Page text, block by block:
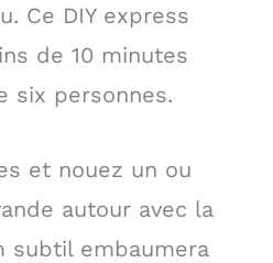
Ce DIY express
de 10 minutes
six personnes.
et nouez un ou
autour avec la
subtil embaumera